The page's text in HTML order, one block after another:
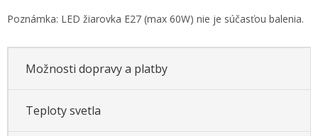
Poznámka: LED žiarovka E27 (max 60W) nie je súčasťou balenia.
Možnosti dopravy a platby
Teploty svetla